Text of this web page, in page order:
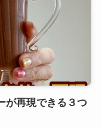
が再現できる３つ